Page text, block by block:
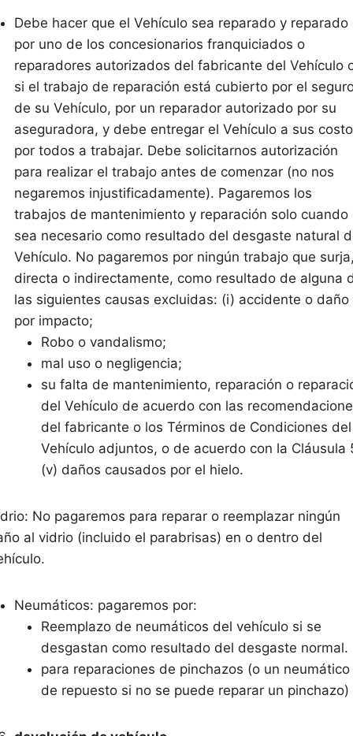
Debe hacer que el Vehículo sea reparado y reparado
por uno de los concesionarios franquiciados o
reparadores autorizados del fabricante del Vehículo
si el trabajo de reparación está cubierto por el
de su Vehículo, por un reparador autorizado por su
aseguradora, y debe entregar el Vehículo a sus
por todos a trabajar. Debe solicitarnos autorización
para realizar el trabajo antes de comenzar (no nos
negaremos injustificadamente). Pagaremos los
trabajos de mantenimiento y reparación solo cuando
sea necesario como resultado del desgaste natural
Vehículo. No pagaremos por ningún trabajo que
directa o indirectamente, como resultado de alguna
las siguientes causas excluidas: (i) accidente o daño
por impacto;
Robo o vandalismo;
mal uso o negligencia;
su falta de mantenimiento, reparación o
del Vehículo de acuerdo con las
del fabricante o los Términos de Condiciones del
Vehículo adjuntos, o de acuerdo con la Cláusula
(v) daños causados ​​por el hielo.
No pagaremos para reparar o reemplazar ningún
al vidrio (incluido el parabrisas) en o dentro del
Neumáticos: pagaremos por:
Reemplazo de neumáticos del vehículo si se
desgastan como resultado del desgaste normal.
para reparaciones de pinchazos (o un neumático
de repuesto si no se puede reparar un pinchazo)